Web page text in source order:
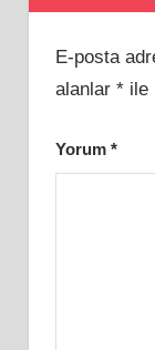
E-posta
alanlar *ile
Yorum *